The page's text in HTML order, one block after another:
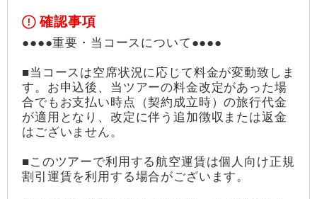
確認事項
●●●●重要・当コースについて●●●●
■当コースは空席状況に応じて料金が変動致しま
す。お申込後、当ツアーの料金改定があった場
合でもお支払い時点（契約成立時）の旅行代金
が適用となり、改定に伴う追加徴収または返金
はございません。
■このツアーで利用する航空運賃は個人向け正規
割引運賃を利用する場合がございます。